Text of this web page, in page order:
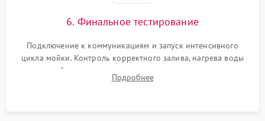
6. Финальное тестирование
Подключение к коммуникациям и запуск интенсивного
цикла мойки. Контроль корректного залива, нагрева воды
до нужной температуры, отсутствия посторонних шумов,
штатного слива и абсолютной сухости в поддоне.
Подробнее